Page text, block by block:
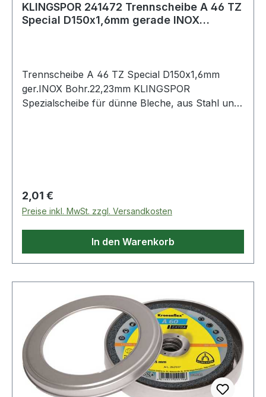
KLINGSPOR 241472 Trennscheibe A 46 TZ
Special D150x1,6mm gerade INOX
Trennscheibe A 46 TZ Special D150x1,6mm
ger.INOX Bohr.22,23mm KLINGSPOR
Spezialscheibe für dünne Bleche, aus Stahl und
Höchstgeschwindigkeit: 80m/s· Nutzungsart:
Winkelschleifer
Regulärer Preis:
2,01 €
Preise inkl. MwSt. zzgl. Versandkosten
In den Warenkorb